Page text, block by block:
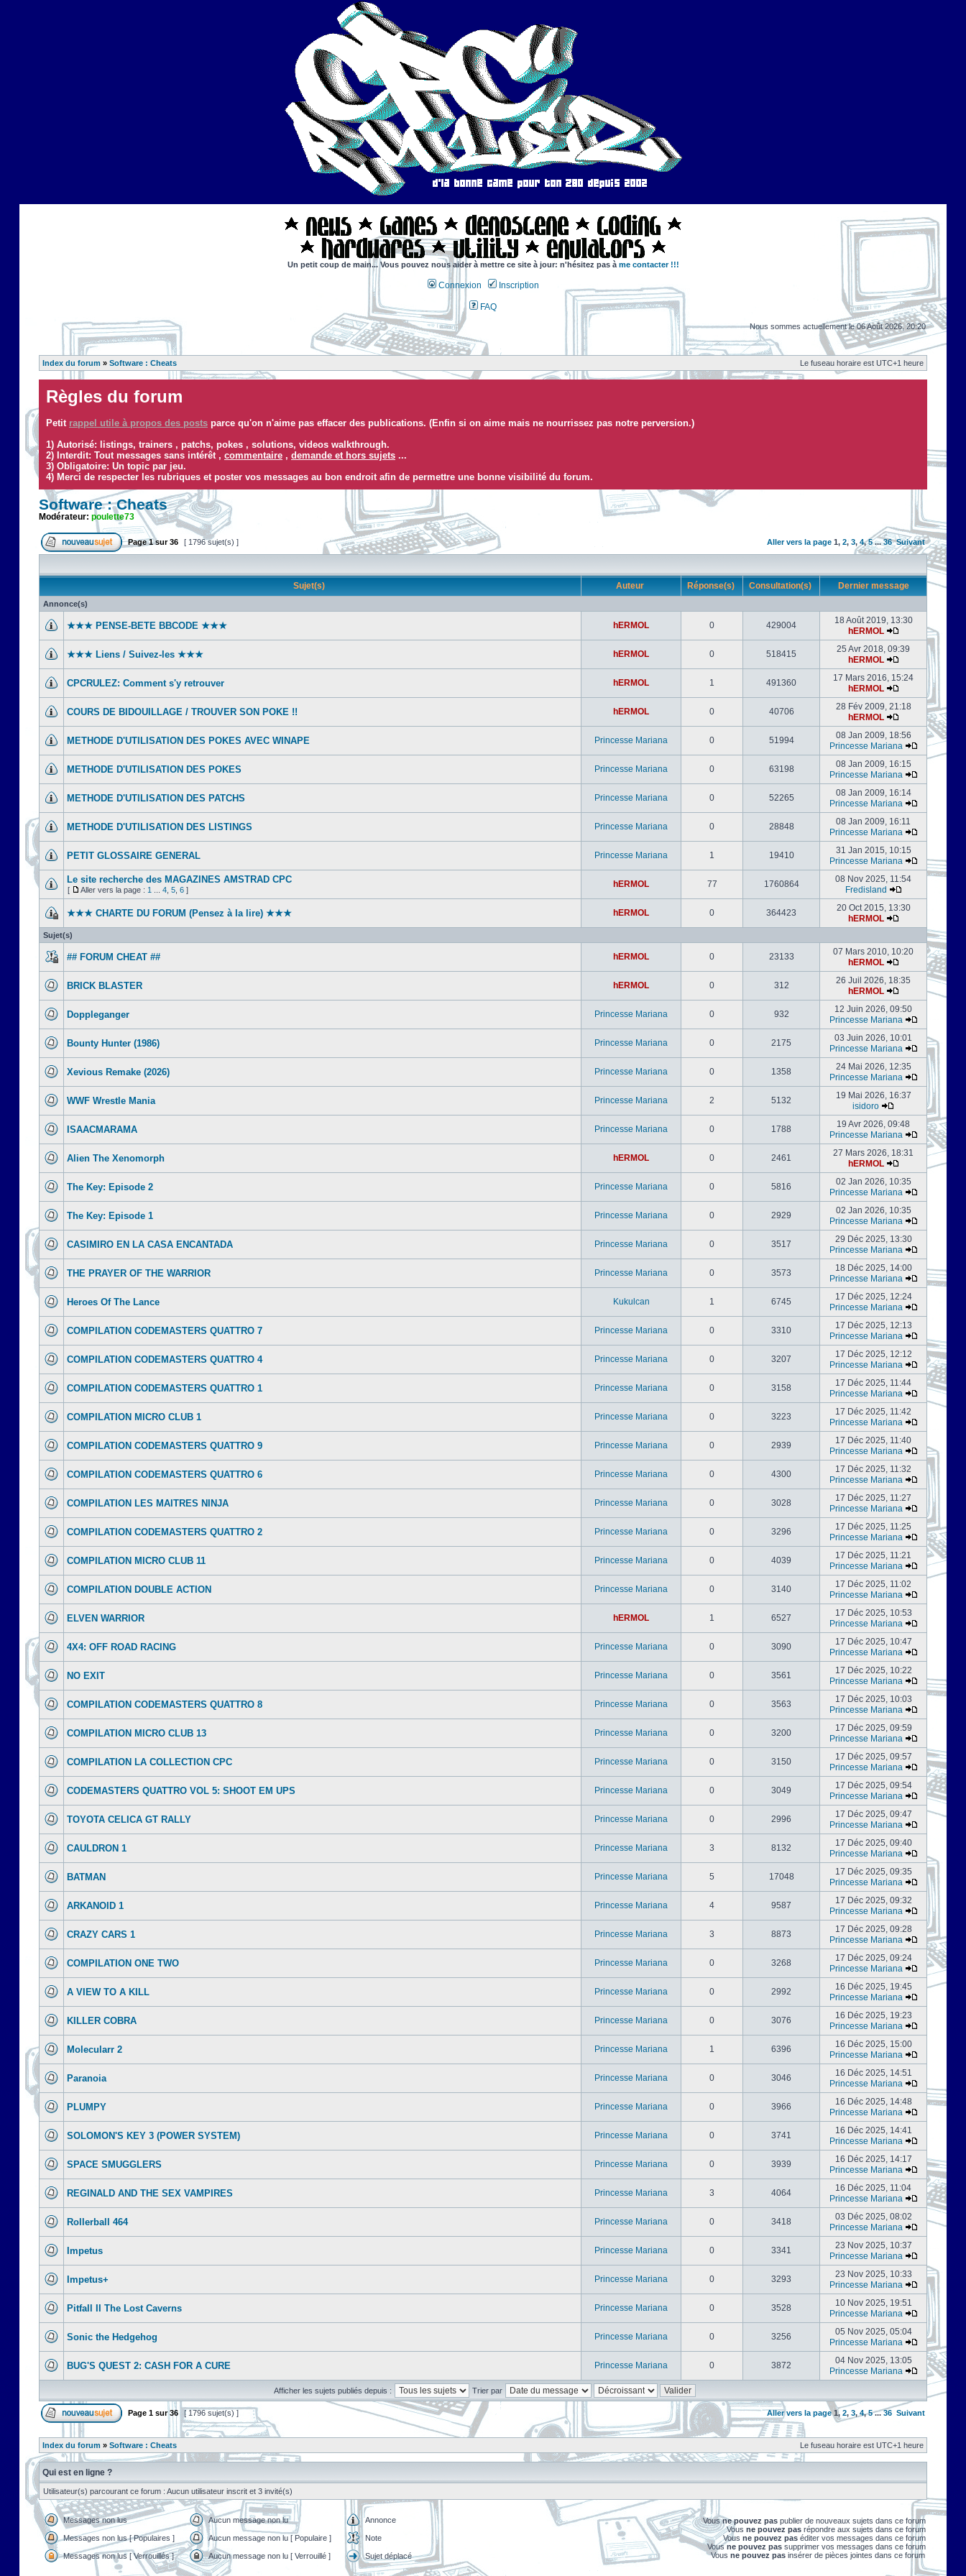
Un petit coup de main... Vous pouvez nous aider à mettre ce site à jour: n'hésitez pas à me contacter !!!
Connexion Inscription
FAQ
Nous sommes actuellement le 06 Août 2026, 20:20
Index du forum » Software : Cheats Le fuseau horaire est UTC+1 heure
Règles du forum
Petit rappel utile à propos des posts parce qu'on n'aime pas effacer des publications. (Enfin si on aime mais ne nourrissez pas notre perversion.)
1) Autorisé: listings, trainers , patchs, pokes , solutions, videos walkthrough.
2) Interdit: Tout messages sans intérêt , commentaire , demande et hors sujets ...
3) Obligatoire: Un topic par jeu.
4) Merci de respecter les rubriques et poster vos messages au bon endroit afin de permettre une bonne visibilité du forum.
Software : Cheats
Modérateur: poulette73
Page1sur36 [ 1796 sujet(s) ] Aller vers la page 1, 2, 3, 4,5...36 Suivant
Sujet(s) Auteur Réponse(s) Consultation(s) Dernier message
Annonce(s)
★★★ PENSE-BETE BBCODE ★★★ hERMOL 0 429004
18 Août 2019, 13:30
hERMOL
★★★ Liens / Suivez-les ★★★ hERMOL 0 518415
25 Avr 2018, 09:39
hERMOL
CPCRULEZ: Comment s'y retrouver‎ hERMOL 1 491360
17 Mars 2016, 15:24
hERMOL
COURS DE BIDOUILLAGE / TROUVER SON POKE !! hERMOL 0 40706
28 Fév 2009, 21:18
hERMOL
METHODE D'UTILISATION DES POKES AVEC WINAPE Princesse Mariana 0 51994
08 Jan 2009, 18:56
Princesse Mariana
METHODE D'UTILISATION DES POKES Princesse Mariana 0 63198
08 Jan 2009, 16:15
Princesse Mariana
METHODE D'UTILISATION DES PATCHS Princesse Mariana 0 52265
08 Jan 2009, 16:14
Princesse Mariana
METHODE D'UTILISATION DES LISTINGS Princesse Mariana 0 28848
08 Jan 2009, 16:11
Princesse Mariana
PETIT GLOSSAIRE GENERAL Princesse Mariana 1 19410
31 Jan 2015, 10:15
Princesse Mariana
Le site recherche des MAGAZINES AMSTRAD CPC
[ Aller vers la page : 1 4 5 6 ]
hERMOL 77 1760864
08 Nov 2025, 11:54
Fredisland
★★★ CHARTE DU FORUM (Pensez à la lire) ★★★ hERMOL 0 364423
20 Oct 2015, 13:30
hERMOL
Sujet(s)
## FORUM CHEAT ## hERMOL 0 23133
07 Mars 2010, 10:20
hERMOL
BRICK BLASTER hERMOL 0 312
26 Juil 2026, 18:35
hERMOL
Doppleganger Princesse Mariana 0 932
12 Juin 2026, 09:50
Princesse Mariana
Bounty Hunter (1986) Princesse Mariana 0 2175
03 Juin 2026, 10:01
Princesse Mariana
Xevious Remake (2026) Princesse Mariana 0 1358
24 Mai 2026, 12:35
Princesse Mariana
WWF Wrestle Mania Princesse Mariana 2 5132
19 Mai 2026, 16:37
isidoro
ISAACMARAMA Princesse Mariana 0 1788
19 Avr 2026, 09:48
Princesse Mariana
Alien The Xenomorph hERMOL 0 2461
27 Mars 2026, 18:31
hERMOL
The Key: Episode 2 Princesse Mariana 0 5816
02 Jan 2026, 10:35
Princesse Mariana
The Key: Episode 1 Princesse Mariana 0 2929
02 Jan 2026, 10:35
Princesse Mariana
CASIMIRO EN LA CASA ENCANTADA Princesse Mariana 0 3517
29 Déc 2025, 13:30
Princesse Mariana
THE PRAYER OF THE WARRIOR Princesse Mariana 0 3573
18 Déc 2025, 14:00
Princesse Mariana
Heroes Of The Lance Kukulcan 1 6745
17 Déc 2025, 12:24
Princesse Mariana
COMPILATION CODEMASTERS QUATTRO 7 Princesse Mariana 0 3310
17 Déc 2025, 12:13
Princesse Mariana
COMPILATION CODEMASTERS QUATTRO 4 Princesse Mariana 0 3207
17 Déc 2025, 12:12
Princesse Mariana
COMPILATION CODEMASTERS QUATTRO 1 Princesse Mariana 0 3158
17 Déc 2025, 11:44
Princesse Mariana
COMPILATION MICRO CLUB 1 Princesse Mariana 0 3223
17 Déc 2025, 11:42
Princesse Mariana
COMPILATION CODEMASTERS QUATTRO 9 Princesse Mariana 0 2939
17 Déc 2025, 11:40
Princesse Mariana
COMPILATION CODEMASTERS QUATTRO 6 Princesse Mariana 0 4300
17 Déc 2025, 11:32
Princesse Mariana
COMPILATION LES MAITRES NINJA Princesse Mariana 0 3028
17 Déc 2025, 11:27
Princesse Mariana
COMPILATION CODEMASTERS QUATTRO 2 Princesse Mariana 0 3296
17 Déc 2025, 11:25
Princesse Mariana
COMPILATION MICRO CLUB 11 Princesse Mariana 0 4039
17 Déc 2025, 11:21
Princesse Mariana
COMPILATION DOUBLE ACTION Princesse Mariana 0 3140
17 Déc 2025, 11:02
Princesse Mariana
ELVEN WARRIOR hERMOL 1 6527
17 Déc 2025, 10:53
Princesse Mariana
4X4: OFF ROAD RACING Princesse Mariana 0 3090
17 Déc 2025, 10:47
Princesse Mariana
NO EXIT Princesse Mariana 0 3561
17 Déc 2025, 10:22
Princesse Mariana
COMPILATION CODEMASTERS QUATTRO 8 Princesse Mariana 0 3563
17 Déc 2025, 10:03
Princesse Mariana
COMPILATION MICRO CLUB 13 Princesse Mariana 0 3200
17 Déc 2025, 09:59
Princesse Mariana
COMPILATION LA COLLECTION CPC Princesse Mariana 0 3150
17 Déc 2025, 09:57
Princesse Mariana
CODEMASTERS QUATTRO VOL 5: SHOOT EM UPS Princesse Mariana 0 3049
17 Déc 2025, 09:54
Princesse Mariana
TOYOTA CELICA GT RALLY Princesse Mariana 0 2996
17 Déc 2025, 09:47
Princesse Mariana
CAULDRON 1 Princesse Mariana 3 8132
17 Déc 2025, 09:40
Princesse Mariana
BATMAN Princesse Mariana 5 17048
17 Déc 2025, 09:35
Princesse Mariana
ARKANOID 1 Princesse Mariana 4 9587
17 Déc 2025, 09:32
Princesse Mariana
CRAZY CARS 1 Princesse Mariana 3 8873
17 Déc 2025, 09:28
Princesse Mariana
COMPILATION ONE TWO Princesse Mariana 0 3268
17 Déc 2025, 09:24
Princesse Mariana
A VIEW TO A KILL Princesse Mariana 0 2992
16 Déc 2025, 19:45
Princesse Mariana
KILLER COBRA Princesse Mariana 0 3076
16 Déc 2025, 19:23
Princesse Mariana
Molecularr 2 Princesse Mariana 1 6396
16 Déc 2025, 15:00
Princesse Mariana
Paranoia Princesse Mariana 0 3046
16 Déc 2025, 14:51
Princesse Mariana
PLUMPY Princesse Mariana 0 3966
16 Déc 2025, 14:48
Princesse Mariana
SOLOMON'S KEY 3 (POWER SYSTEM) Princesse Mariana 0 3741
16 Déc 2025, 14:41
Princesse Mariana
SPACE SMUGGLERS Princesse Mariana 0 3939
16 Déc 2025, 14:17
Princesse Mariana
REGINALD AND THE SEX VAMPIRES Princesse Mariana 3 4064
16 Déc 2025, 11:04
Princesse Mariana
Rollerball 464 Princesse Mariana 0 3418
03 Déc 2025, 08:02
Princesse Mariana
Impetus Princesse Mariana 0 3341
23 Nov 2025, 10:37
Princesse Mariana
Impetus+ Princesse Mariana 0 3293
23 Nov 2025, 10:33
Princesse Mariana
Pitfall II The Lost Caverns Princesse Mariana 0 3528
10 Nov 2025, 19:51
Princesse Mariana
Sonic the Hedgehog Princesse Mariana 0 3256
05 Nov 2025, 05:04
Princesse Mariana
BUG'S QUEST 2: CASH FOR A CURE Princesse Mariana 0 3872
04 Nov 2025, 13:05
Princesse Mariana
Afficher les sujets publiés depuis : Trier par
Page 1 sur36 [ 1796 sujet(s) ] Aller vers la page1, 2, 3, 4,5...36 Suivant
Index du forum » Software : Cheats Le fuseau horaire est UTC+1 heure
Qui est en ligne ?
Utilisateur(s) parcourant ce forum : Aucun utilisateur inscrit et 3 invité(s)
Messages non lus Aucun message non lu Annonce
Messages non lus [ Populaires ] Aucun message non lu [ Populaire ] Note
Messages non lus [ Verrouillés ] Aucun message non lu [ Verrouillé ] Sujet déplacé
Vousne pouvez pas publier de nouveaux sujets dans ce forum
Vous ne pouvez pas répondre aux sujets dans ce forum
Vous ne pouvez pas éditer vos messages dans ce forum
Vousne pouvez pas supprimer vos messages dans ce forum
Vous ne pouvez pas insérer de pièces jointes dans ce forum